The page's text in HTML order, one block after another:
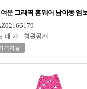
운 그래픽 홈웨어 남아동 엠
매가 : 회원공개
격자율